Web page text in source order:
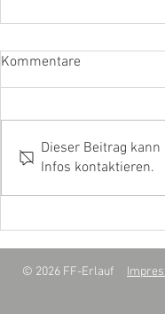
Kommentare
Dieser Beitrag
Infos kontaktieren.
© 2026 FF-Erlauf